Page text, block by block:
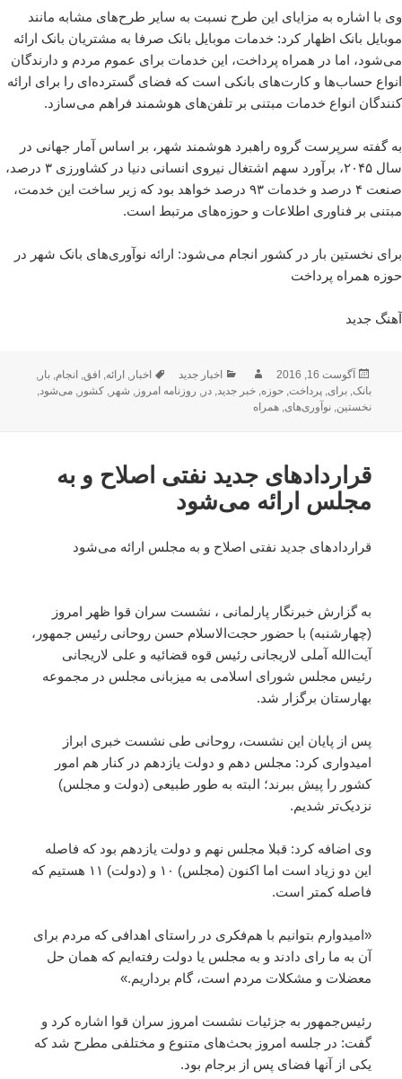
وی با اشاره به مزایای این طرح نسبت به سایر طرح‌های مشابه مانند
موبایل بانک اظهار کرد: خدمات موبایل بانک صرفا به مشتریان بانک ارائه
می‌شود، اما در همراه پرداخت، این خدمات برای عموم مردم و دارندگان
انواع حساب‌ها و کارت‌های بانکی است که فضای گسترده‌ای را برای ارائه
کنندگان انواع خدمات مبتنی بر تلفن‌های هوشمند فراهم می‌سازد.
به گفته سرپرست گروه راهبرد هوشمند شهر، بر اساس آمار جهانی در
سال ۲۰۴۵، برآورد سهم اشتغال نیروی انسانی دنیا در کشاورزی ۳ درصد،
صنعت ۴ درصد و خدمات ۹۳ درصد خواهد بود که زیر ساخت این خدمت،
مبتنی بر فناوری اطلاعات و حوزه‌های مرتبط است.
برای نخستین بار در کشور انجام می‌شود: ارائه نوآوری‌های بانک شهر در
حوزه همراه پرداخت
آهنگ جدید
ارسال
شده
در
آگوست 16, 2016 نویسندهدسته‌ها
اخبار جدید برچسب‌ها
اخبار, ارائه, افق, انجام,بار,
بانک,برای,پرداخت,حوزه,خبر جدید,در, روزنامه امروز, شهر,کشور,می‌شود,
نخستین,نوآوری‌های,همراه
قراردادهای جدید نفتی اصلاح و به
مجلس ارائه می‌شود
قراردادهای جدید نفتی اصلاح و به مجلس ارائه می‌شود
به گزارش خبرنگار پارلمانی ، نشست سران قوا ظهر امروز
(چهارشنبه) با حضور حجت‌الاسلام حسن روحانی رئیس جمهور،
آیت‌الله آملی لاریجانی رئیس قوه قضائیه و علی لاریجانی
رئیس مجلس شورای اسلامی به میزبانی مجلس در مجموعه
بهارستان برگزار شد.
پس از پایان این نشست، روحانی طی نشست خبری ابراز
امیدواری کرد: مجلس دهم و دولت یازدهم در کنار هم امور
کشور را پیش ببرند؛ البته به طور طبیعی (دولت و مجلس)
نزدیک‌تر شدیم.
وی اضافه کرد: قبلا مجلس نهم و دولت یازدهم بود که فاصله
این دو زیاد است اما اکنون (مجلس) ۱۰ و (دولت) ۱۱ هستیم که
فاصله کمتر است.
«امیدوارم بتوانیم با هم‌فکری در راستای اهدافی که مردم برای
آن به ما رای دادند و به مجلس یا دولت رفته‌ایم که همان حل
معضلات و مشکلات مردم است، گام برداریم.»
رئیس‌جمهور به جزئیات نشست امروز سران قوا اشاره کرد و
گفت: در جلسه امروز بحث‌های متنوع و مختلفی مطرح شد که
یکی از آنها فضای پس از برجام بود.